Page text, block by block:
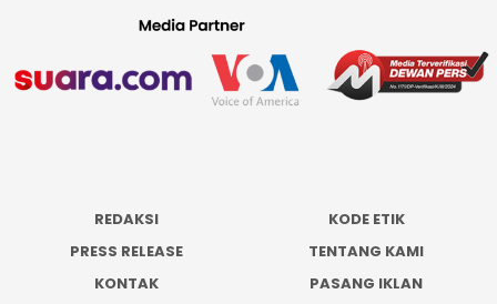
REDAKSI
KODE ETIK
PRESS RELEASE
TENTANG KAMI
KONTAK
PASANG IKLAN